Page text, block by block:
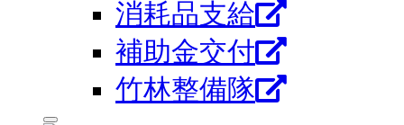
消耗品支給
補助金交付
竹林整備隊